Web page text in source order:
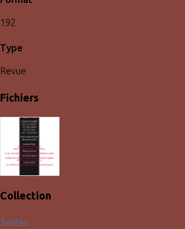
192
Type
Revue
Fichiers
Collection
Textes